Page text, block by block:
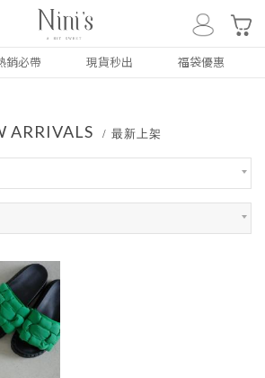
0
銷必帶 現貨秒出 福袋優惠
ARRIVALS 最新上架